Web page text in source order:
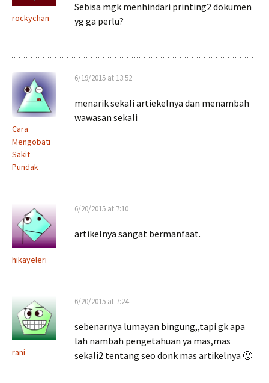
rockychan
Sebisa mgk menhindari printing2 dokumen
yg ga perlu?
Cara
Mengobati
Sakit
Pundak
6/19/2015 at 13:52
menarik sekali artiekelnya dan menambah
wawasan sekali
hikayeleri
6/20/2015 at 7:10
artikelnya sangat bermanfaat.
rani
6/20/2015 at 7:24
sebenarnya lumayan bingung,,tapi gk apa
lah nambah pengetahuan ya mas,mas
sekali2 tentang seo donk mas artikelnya 🙂